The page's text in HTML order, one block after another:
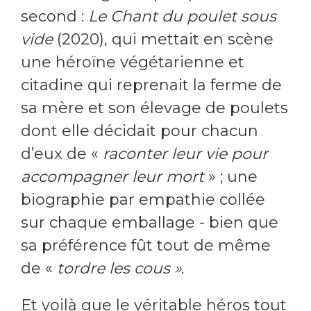
second : Le Chant du poulet sous
vide(2020), qui mettait en scène
une héroïne végétarienne et
citadine qui reprenait la ferme de
sa mère et son élevage de poulets
dont elle décidait pour chacun
d’eux de « raconter leur vie pour
accompagner leur mort» ; une
biographie par empathie collée
sur chaque emballage - bien que
sa préférence fût tout de même
de « tordre les cous ».
Et voilà que le véritable héros tout